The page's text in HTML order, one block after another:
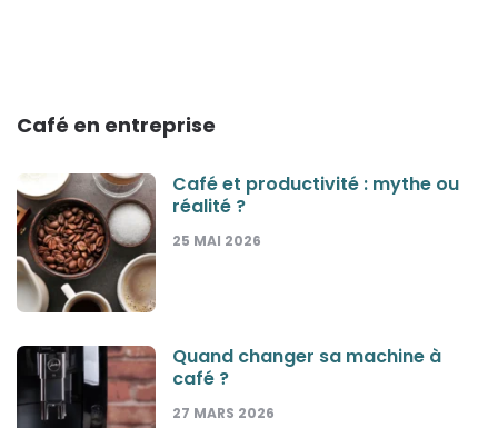
Café en entreprise
Café et productivité : mythe ou
réalité ?
25 MAI 2026
Quand changer sa machine à
café ?
27 MARS 2026